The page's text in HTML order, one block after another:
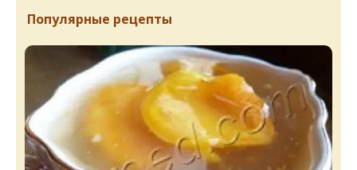
Популярные рецепты